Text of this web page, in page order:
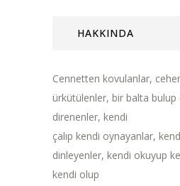
HAKKINDA
Cennetten kovulanlar,
ürkütülenler, bir balta
direnenler, kendi
çalıp kendi oynayanlar,
dinleyenler, kendi okuyup
kendi olup